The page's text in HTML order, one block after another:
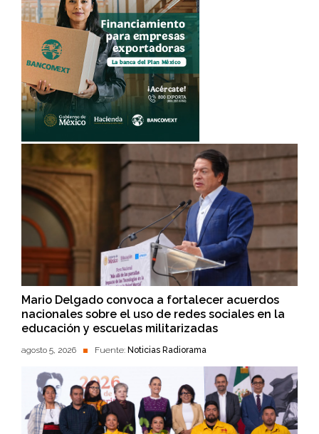
Mario Delgado convoca a fortalecer acuerdos
nacionales sobre el uso de redes sociales en la
educación y escuelas militarizadas
agosto 5, 2026 Fuente: Noticias Radiorama